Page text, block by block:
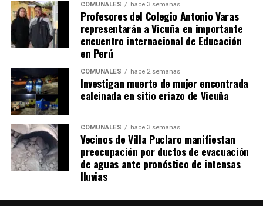
COMUNALES hace 3 semanas
Profesores del Colegio Antonio Varas
representarán a Vicuña en importante
encuentro internacional de Educación
en Perú
COMUNALES hace 2 semanas
Investigan muerte de mujer encontrada
calcinada en sitio eriazo de Vicuña
COMUNALES hace 3 semanas
Vecinos de Villa Puclaro manifiestan
preocupación por ductos de evacuación
de aguas ante pronóstico de intensas
lluvias